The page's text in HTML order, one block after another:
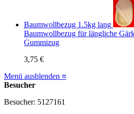
Baumwollbezug 1.5kg lang
Baumwollbezug für längliche
Gummizug
3,75 €
Menü ausblenden ≡
Besucher
Besucher: 5127161